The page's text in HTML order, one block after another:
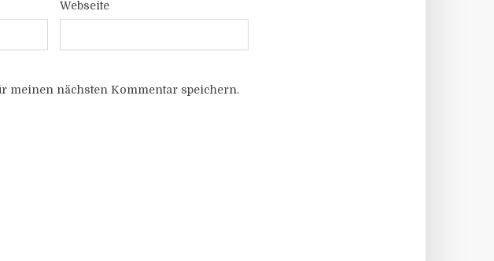
Webseite
meinen nächsten Kommentar speichern.